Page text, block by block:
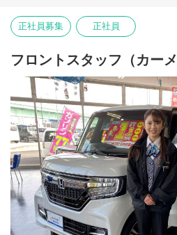
接客・お料理の提供・テーブルの片
※オーダーはタッチパッドでのオー
■キッチン業務
ハンバーグ等の調理業務・清掃業務
正社員募集 正社員
フロントスタッフ（カー